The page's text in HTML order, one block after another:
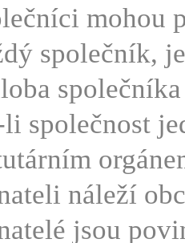
mohou
společník,
společníka
společnost
náleží
jsou